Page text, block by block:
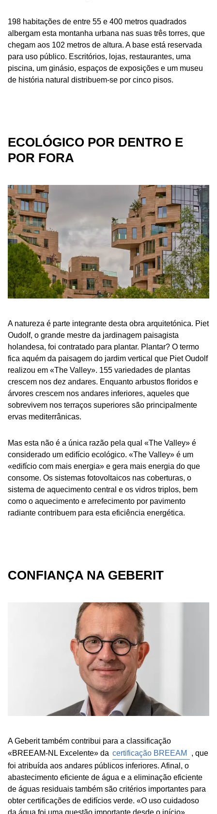
198 habitações de entre 55 e 400 metros quadrados
albergam esta montanha urbana nas suas três torres, que
chegam aos 102 metros de altura. A base está reservada
para uso público. Escritórios, lojas, restaurantes, uma
piscina, um ginásio, espaços de exposições e um museu
de história natural distribuem-se por cinco pisos.
ECOLÓGICO POR DENTRO E
POR FORA
A natureza é parte integrante desta obra arquitetónica. Piet
Oudolf, o grande mestre da jardinagem paisagista
holandesa, foi contratado para plantar. Plantar? O termo
fica aquém da paisagem do jardim vertical que Piet Oudolf
realizou em «The Valley». 155 variedades de plantas
crescem nos dez andares. Enquanto arbustos floridos e
árvores crescem nos andares inferiores, aqueles que
sobrevivem nos terraços superiores são principalmente
ervas mediterrânicas.
Mas esta não é a única razão pela qual «The Valley» é
considerado um edifício ecológico. «The Valley» é um
«edifício com mais energia» e gera mais energia do que
consome. Os sistemas fotovoltaicos nas coberturas, o
sistema de aquecimento central e os vidros triplos, bem
como o aquecimento e arrefecimento por pavimento
radiante contribuem para esta eficiência energética.
CONFIANÇA NA GEBERIT
A Geberit também contribui para a classificação
«BREEAM-NL Excelente» da certificação BREEAM
, que
foi atribuída aos andares públicos inferiores. Afinal, o
abastecimento eficiente de água e a eliminação eficiente
de águas residuais também são critérios importantes para
obter certificações de edifícios verde. «O uso cuidadoso
da água foi uma questão importante desde o início»,